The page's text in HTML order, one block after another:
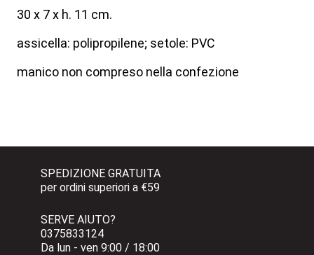
30 x 7 x h. 11 cm.
assicella: polipropilene; setole: PVC
manico non compreso nella confezione
SPEDIZIONE GRATUITA
per ordini superiori a €59
SERVE AIUTO?
0375833124
Da lun - ven 9:00 / 18:00